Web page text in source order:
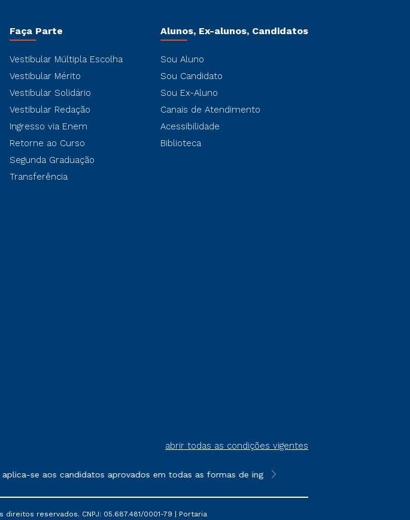
Faça Parte
Vestibular Múltipla Escolha
Vestibular Mérito
Vestibular Solidário
Vestibular Redação
Ingresso via Enem
Retorne ao Curso
Segunda Graduação
Transferência
Alunos, Ex-alunos, Candidatos
Sou Aluno
Sou Candidato
Sou Ex-Aluno
Canais de Atendimento
Acessibilidade
Biblioteca
abrir todas as condições vigentes
de serviços
se aos candidatos aprovados em todas as formas de ingresso, exceto na prova on-line ou
**Semipresencial é um formato do
reservados. CNPJ: 05.687.481/0001-79 | Portaria